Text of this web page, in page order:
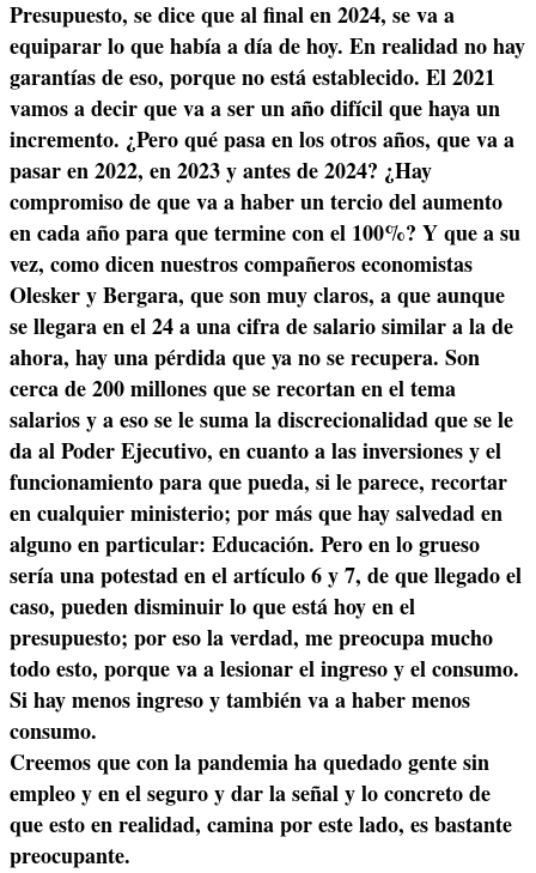
Presupuesto, se dice que al final en 2024, se va a
equiparar lo que había a día de hoy. En realidad no hay
garantías de eso, porque no está establecido. El 2021
vamos a decir que va a ser un año difícil que haya un
incremento. ¿Pero qué pasa en los otros años, que va a
pasar en 2022, en 2023 y antes de 2024? ¿Hay
compromiso de que va a haber un tercio del aumento
en cada año para que termine con el 100%? Y que a su
vez, como dicen nuestros compañeros economistas
Olesker y Bergara, que son muy claros, a que aunque
se llegara en el 24 a una cifra de salario similar a la de
ahora, hay una pérdida que ya no se recupera. Son
cerca de 200 millones que se recortan en el tema
salarios y a eso se le suma la discrecionalidad que se le
da al Poder Ejecutivo, en cuanto a las inversiones y el
funcionamiento para que pueda, si le parece, recortar
en cualquier ministerio; por más que hay salvedad en
alguno en particular: Educación. Pero en lo grueso
sería una potestad en el artículo 6 y 7, de que llegado el
caso, pueden disminuir lo que está hoy en el
presupuesto; por eso la verdad, me preocupa mucho
todo esto, porque va a lesionar el ingreso y el consumo.
Si hay menos ingreso y también va a haber menos
consumo.
Creemos que con la pandemia ha quedado gente sin
empleo y en el seguro y dar la señal y lo concreto de
que esto en realidad, camina por este lado, es bastante
preocupante.